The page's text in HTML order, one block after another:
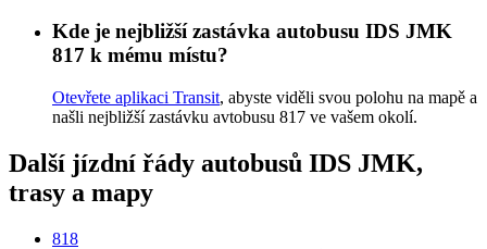
Kde je nejbližší zastávka autobusu IDS JMK
817 k mému místu?
Otevřete aplikaci Transit, abyste viděli svou polohu na mapě a
našli nejbližší zastávku avtobusu 817 ve vašem okolí.
Další jízdní řády autobusů IDS JMK,
trasy a mapy
818